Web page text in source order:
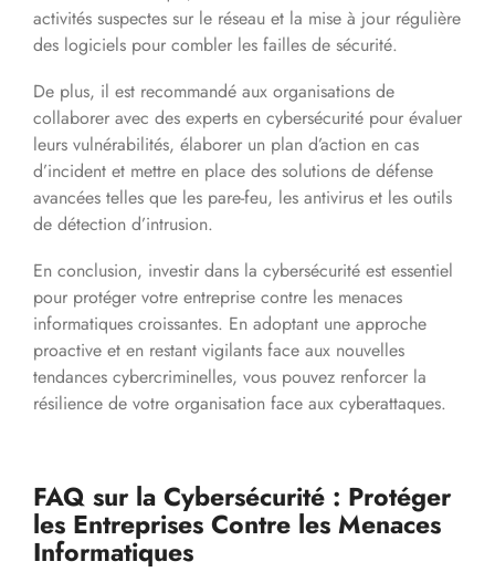
activités suspectes sur le réseau et la mise à jour régulière
des logiciels pour combler les failles de sécurité.
De plus, il est recommandé aux organisations de
collaborer avec des experts en cybersécurité pour évaluer
leurs vulnérabilités, élaborer un plan d’action en cas
d’incident et mettre en place des solutions de défense
avancées telles que les pare-feu, les antivirus et les outils
de détection d’intrusion.
En conclusion, investir dans la cybersécurité est essentiel
pour protéger votre entreprise contre les menaces
informatiques croissantes. En adoptant une approche
proactive et en restant vigilants face aux nouvelles
tendances cybercriminelles, vous pouvez renforcer la
résilience de votre organisation face aux cyberattaques.
FAQ sur la Cybersécurité : Protéger
les Entreprises Contre les Menaces
Informatiques